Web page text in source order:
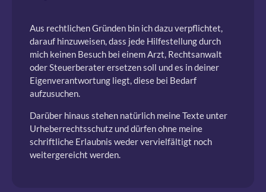
Aus rechtlichen Gründen bin ich dazu verpflichtet,
darauf hinzuweisen, dass jede Hilfestellung durch
mich keinen Besuch bei einem Arzt, Rechtsanwalt
oder Steuerberater ersetzen soll und es in deiner
Eigenverantwortung liegt, diese bei Bedarf
aufzusuchen.
Darüber hinaus stehen natürlich meine Texte unter
Urheberrechtsschutz und dürfen ohne meine
schriftliche Erlaubnis weder vervielfältigt noch
weitergereicht werden.